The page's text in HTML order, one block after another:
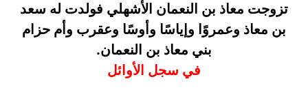
تزوجت معاذ بن النعمان الأشهلي فولدت له سعد
بن معاذ وعمروًا وإياسًا وأوسًا وعقرب وأم حزام
بني معاذ بن النعمان.
في سجل الأوائل